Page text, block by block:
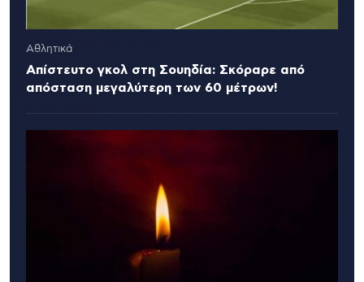
Αθλητικά
Απίστευτο γκολ στη Σουηδία: Σκόραρε από
απόσταση μεγαλύτερη των 60 μέτρων!